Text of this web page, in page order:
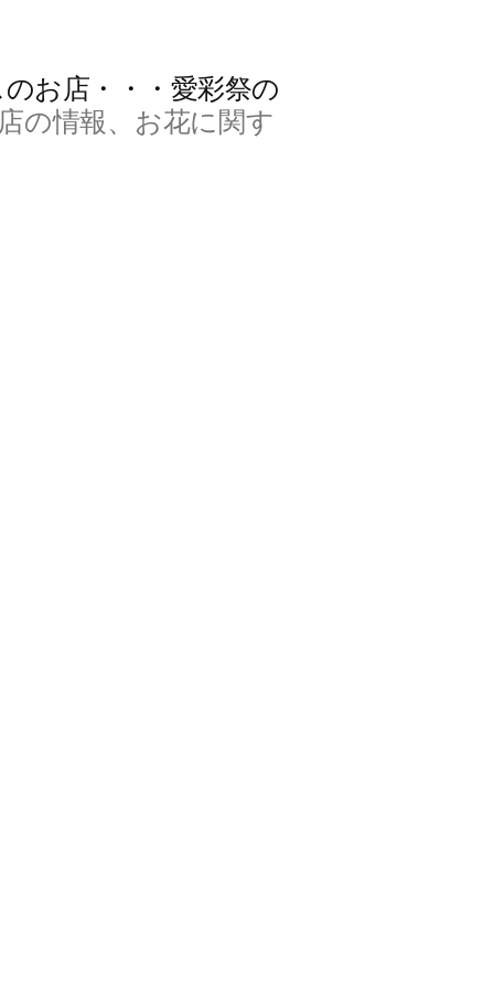
お店・・・愛彩祭の
の情報、お花に関す